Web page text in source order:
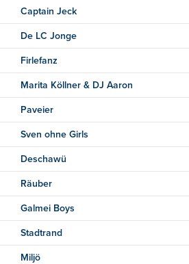
Captain Jeck
De LC Jonge
Firlefanz
Marita Köllner & DJ Aaron
Paveier
Sven ohne Girls
Deschawü
Räuber
Galmei Boys
Stadtrand
Miljö